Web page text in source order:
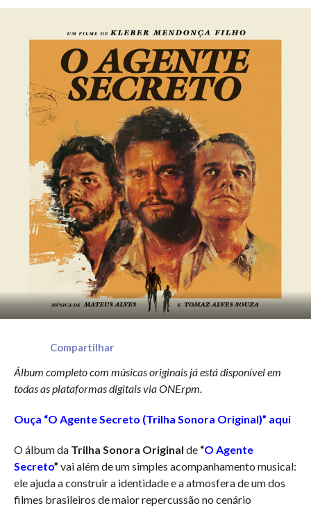
Compartilhar
Álbum completo com músicas originais já está disponível em
todas as plataformas digitais via ONErpm.
Ouça “O Agente Secreto (Trilha Sonora Original)” aqui
O álbum da Trilha Sonora Original de “O Agente
Secreto” vai além de um simples acompanhamento musical:
ele ajuda a construir a identidade e a atmosfera de um dos
filmes brasileiros de maior repercussão no cenário